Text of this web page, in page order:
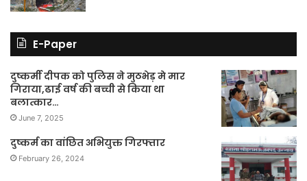
E-Paper
दुष्कर्मी दीपक को पुलिस ने मुठभेड़ मे मार
गिराया,ढाई वर्ष की बच्ची से किया था
बलात्कार…
June 7, 2025
दुष्कर्म का वांछित अभियुक्त गिरफ्तार
February 26, 2024